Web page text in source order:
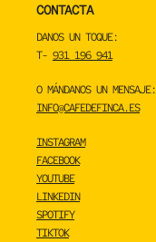
CONTACTA
DANOS UN TOQUE:
T- 931 196 941
O MÁNDANOS UN MENSAJE:
INFO@CAFEDEFINCA.ES
INSTAGRAM
FACEBOOK
YOUTUBE
LINKEDIN
SPOTIFY
TIKTOK